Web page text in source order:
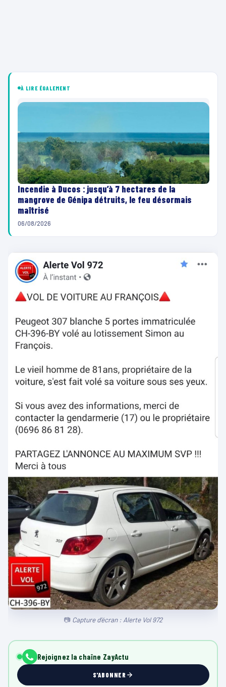
À LIRE ÉGALEMENT
Incendie à Ducos : jusqu’à 7 hectares de la
mangrove de Génipa détruits, le feu désormais
maîtrisé
06/08/2026
Capture d’écran : Alerte Vol 972
Rejoignez la chaîne ZayActu
S'ABONNER